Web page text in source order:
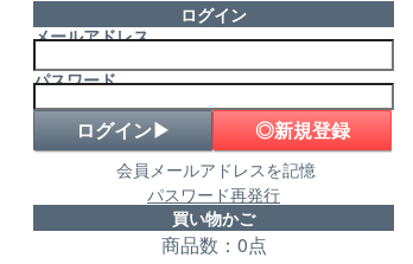
ログイン
メールアドレス
パスワード
◎新規登録
会員メールアドレスを記憶
パスワード再発行
買い物かご
商品数：0点